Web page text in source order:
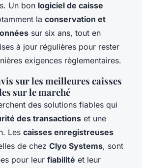
Un bon logiciel de caisse
la conservation et
sur six ans, tout en
à jour régulières pour rester
exigences règlementaires.
sur les meilleures caisses
sur le marché
des solutions fiables qui
des transactions et une
Les caisses enregistreuses
de chez Clyo Systems, sont
pour leur fiabilité et leur